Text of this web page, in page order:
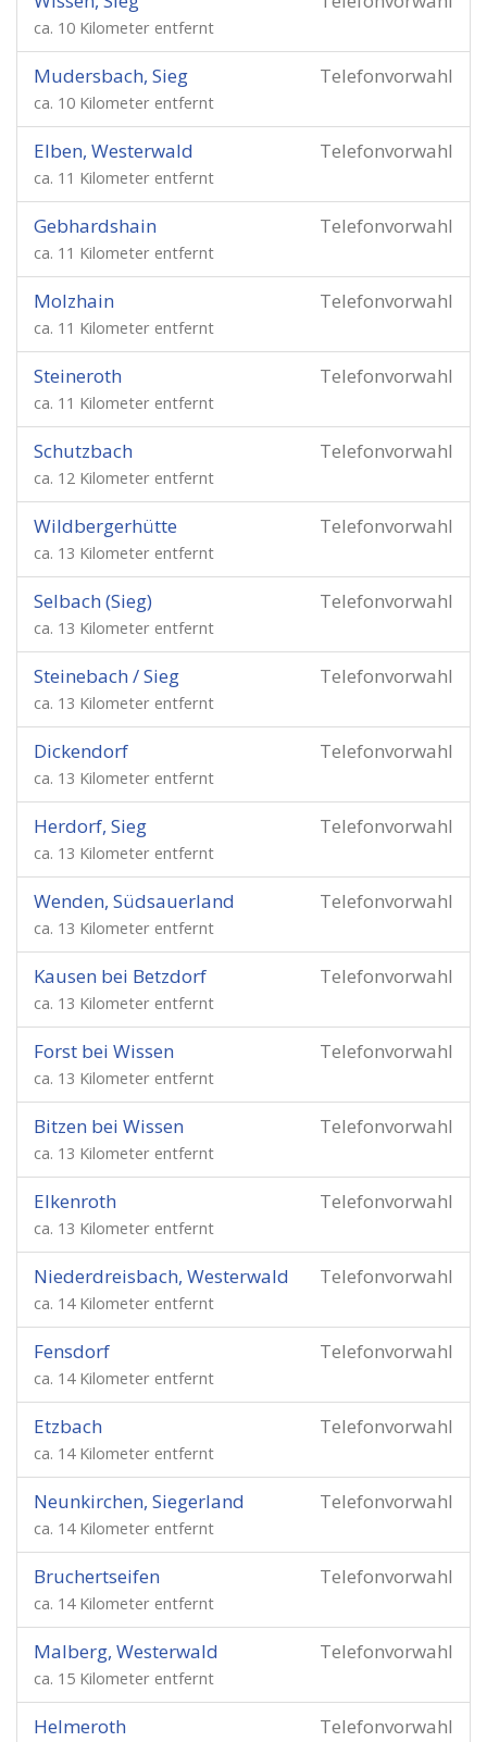
ca. 10 Kilometer entfernt
Telefonvorwahl
Mudersbach, Sieg
ca. 10 Kilometer entfernt
Telefonvorwahl
Elben, Westerwald
ca. 11 Kilometer entfernt
Telefonvorwahl
Gebhardshain
ca. 11 Kilometer entfernt
Telefonvorwahl
Molzhain
ca. 11 Kilometer entfernt
Telefonvorwahl
Steineroth
ca. 11 Kilometer entfernt
Telefonvorwahl
Schutzbach
ca. 12 Kilometer entfernt
Telefonvorwahl
Wildbergerhütte
ca. 13 Kilometer entfernt
Telefonvorwahl
Selbach (Sieg)
ca. 13 Kilometer entfernt
Telefonvorwahl
Steinebach / Sieg
ca. 13 Kilometer entfernt
Telefonvorwahl
Dickendorf
ca. 13 Kilometer entfernt
Telefonvorwahl
Herdorf, Sieg
ca. 13 Kilometer entfernt
Telefonvorwahl
Wenden, Südsauerland
ca. 13 Kilometer entfernt
Telefonvorwahl
Kausen bei Betzdorf
ca. 13 Kilometer entfernt
Telefonvorwahl
Forst bei Wissen
ca. 13 Kilometer entfernt
Telefonvorwahl
Bitzen bei Wissen
ca. 13 Kilometer entfernt
Telefonvorwahl
Elkenroth
ca. 13 Kilometer entfernt
Telefonvorwahl
Niederdreisbach, Westerwald
ca. 14 Kilometer entfernt
Telefonvorwahl
Fensdorf
ca. 14 Kilometer entfernt
Telefonvorwahl
Etzbach
ca. 14 Kilometer entfernt
Telefonvorwahl
Neunkirchen, Siegerland
ca. 14 Kilometer entfernt
Telefonvorwahl
Bruchertseifen
ca. 14 Kilometer entfernt
Telefonvorwahl
Malberg, Westerwald
ca. 15 Kilometer entfernt
Telefonvorwahl
Helmeroth